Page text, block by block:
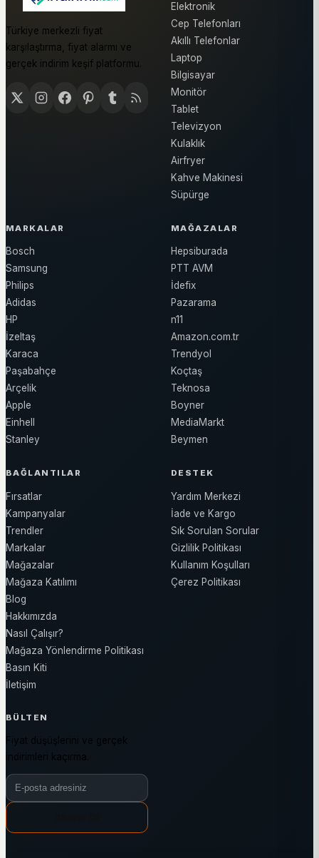
Türkiye merkezli fiyat
karşılaştırma, fiyat alarmı ve
gerçek indirim keşif platformu.
Elektronik
Cep Telefonları
Akıllı Telefonlar
Laptop
Bilgisayar
Monitör
Tablet
Televizyon
Kulaklık
Airfryer
Kahve Makinesi
Süpürge
MARKALAR
Bosch
Samsung
Philips
Adidas
HP
İzeltaş
Karaca
Paşabahçe
Arçelik
Apple
Einhell
Stanley
MAĞAZALAR
Hepsiburada
PTT AVM
İdefix
Pazarama
n11
Amazon.com.tr
Trendyol
Koçtaş
Teknosa
Boyner
MediaMarkt
Beymen
BAĞLANTILAR
Fırsatlar
Kampanyalar
Trendler
Markalar
Mağazalar
Mağaza Katılımı
Blog
Hakkımızda
Nasıl Çalışır?
Mağaza Yönlendirme Politikası
Basın Kiti
İletişim
DESTEK
Yardım Merkezi
İade ve Kargo
Sık Sorulan Sorular
Gizlilik Politikası
Kullanım Koşulları
Çerez Politikası
BÜLTEN
Fiyat düşüşlerini ve gerçek
indirimleri kaçırma.
Bülten e-posta adresiniz